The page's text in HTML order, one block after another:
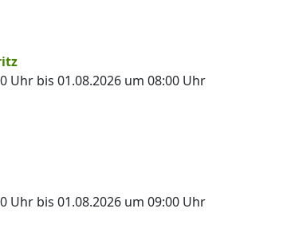
Uhr bis 01.08.2026 um 08:00 Uhr
Uhr bis 01.08.2026 um 09:00 Uhr